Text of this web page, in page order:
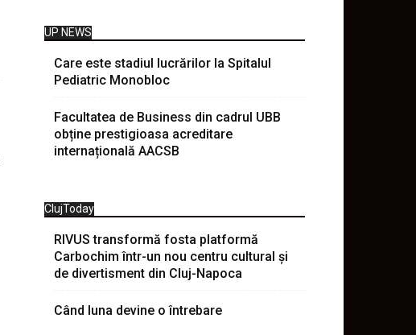
UP NEWS
Care este stadiul lucrărilor la Spitalul
Pediatric Monobloc
Facultatea de Business din cadrul UBB
obține prestigioasa acreditare
internațională AACSB
ClujToday
RIVUS transformă fosta platformă
Carbochim într-un nou centru cultural și
de divertisment din Cluj-Napoca
Când luna devine o întrebare